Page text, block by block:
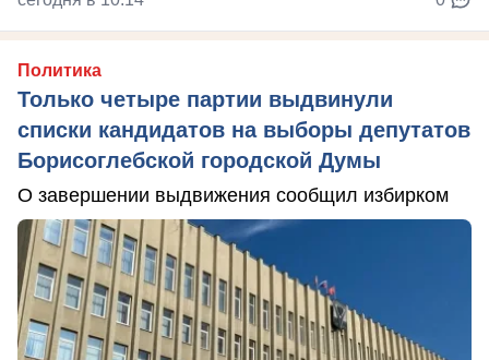
Политика
Только четыре партии выдвинули
списки кандидатов на выборы депутатов
Борисоглебской городской Думы
О завершении выдвижения сообщил избирком